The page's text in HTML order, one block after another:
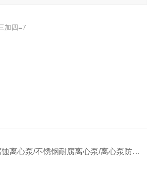
加四=7
离心泵/不锈钢耐腐离心泵/离心泵防腐蚀